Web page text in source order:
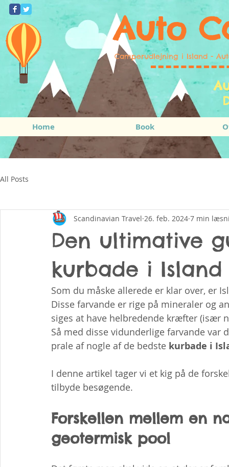
Auto
Camperudlejning i Island -
All Posts
Den ultimative
kurbade i Island
Scandinavian Travel 26. feb. 2024 7 min
Som du måske allerede er klar over, er
Disse farvande er rige på mineraler og
siges at have helbredende kræfter (især
Så med disse vidunderlige farvande
prale af nogle af de bedste kurbade i
I denne artikel tager vi et kig på de
tilbyde besøgende.
Forskellen mellem en
geotermisk pool
Home Book